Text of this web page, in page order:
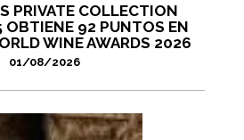
PRIVATE COLLECTION
OBTIENE 92 PUNTOS EN
WINE AWARDS 2026
01/08/2026